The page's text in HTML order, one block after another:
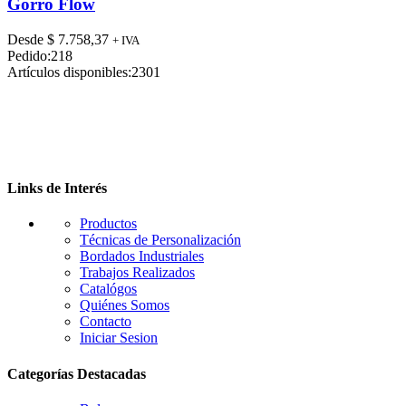
variantes.
opciones
Gorro Flow
Desde $ 7.758,37 + IVA
Pedido:218
Artículos disponibles:2301
Links de Interés
Productos
Técnicas de Personalización
Bordados Industriales
Trabajos Realizados
Catalógos
Quiénes Somos
Contacto
Iniciar Sesion
Categorías Destacadas